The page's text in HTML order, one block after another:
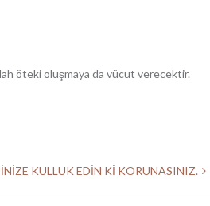
öteki oluşmaya da vücut verecektir.
KULLUK EDİN Kİ KORUNASINIZ.